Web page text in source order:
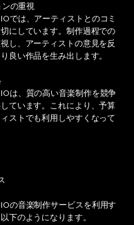
の重視
では、アーティストとのコミ
にしています。制作過程での
し、アーティストの意見を反
良い作品を生み出します。
は、質の高い音楽制作を競争
ています。これにより、予算
ストでも利用しやすくなって
の音楽制作サービスを利用す
下のようになります。